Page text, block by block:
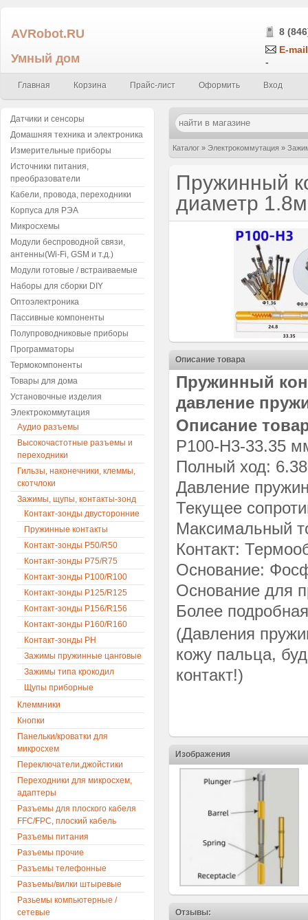
AVRobot.RU
Умный дом
8
E-
-
Главная Корзина Прайс-лист Оформить Вход
Каталог » Электрокоммутация »
Пружинный
диаметр
Описание товара
Пружинный
давление
Описание
P100-H3-33.35
Полный ход:
Давление
Текущее
Максимальный
Контакт:
Основание:
Основание для
Более
(Давления
кожу пальца,
контакт!)
Изображения
Отзывы:
Датчики и сенсоры
Домашняя техника и электроника
Измерительные приборы
Источники питания,
преобразователи
Кабели, провода, переходники
Корпуса для РЭА
Микросхемы
Модули беспроводной связи,
антенны(Wi-Fi, GSM и т.д.)
Модули готовые / встраиваемые
Наборы для сборки DIY
Оптоэлектроника
Пассивные компоненты
Полупроводниковые приборы
Программаторы
Термокомпоненты
Товары для дома
Установочные изделия
Электрокоммутация
Аудио разъемы
Высокочастотные разъемы и
переходники
Гильзы, наконечники, клеммы,
скотчлоки
Зажимы, щупы, контакты-зонд
Контакт-зонды двусторонние
Пружинные контакты
Контакт-зонды P50/R50
Контакт-зонды P75/R75
Контакт-зонды P100/R100
Контакт-зонды P125/R125
Контакт-зонды P156/R156
Контакт-зонды P160/R160
Контакт-зонды PH
Зажимы пружинные цанговые
Зажимы типа крокодил
Щупы приборные
Клеммники
Кнопки
Панельки/кроватки для
микросхем
Переключатели,джойстики
Переходники для микросхем,
адаптеры
Разъемы для плоского кабеля
FFC/FPC, плоский кабель
Разъемы питания
Разъемы прочие
Разъемы телефонные
Разъемы/вилки штыревые
Разьемы компьютерные /
сетевые